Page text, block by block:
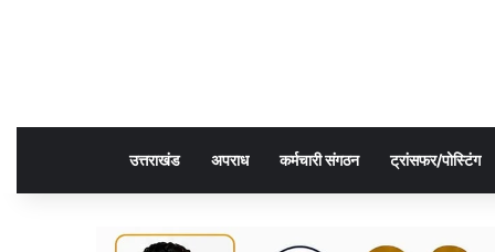
उत्तराखंड अपराध कर्मचारी संगठन ट्रांसफर/पोस्टिंग